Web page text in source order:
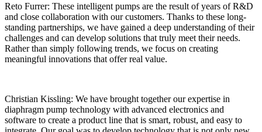
Reto Furrer: These intelligent pumps are the result of years of R&D
and close collaboration with our customers. Thanks to these long-
standing partnerships, we have gained a deep understanding of their
challenges and can develop solutions that truly meet their needs.
Rather than simply following trends, we focus on creating
meaningful innovations that offer real value.
Christian Kissling: We have brought together our expertise in
diaphragm pump technology with advanced electronics and
software to create a product line that is smart, robust, and easy to